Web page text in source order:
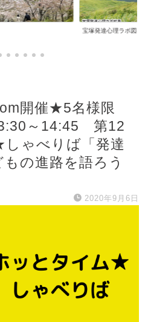
宝塚発達心理ラボ図書
開催★5名様限
～14:45 第12
ゃべりば「発達
の進路を語ろう
2020年9月6日